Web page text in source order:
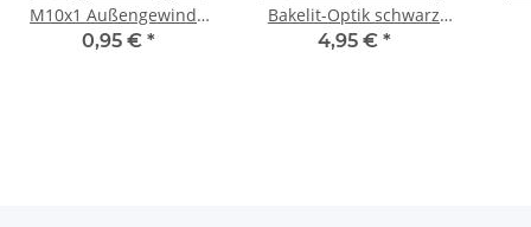
M10x1 Außengewinde
für Kabel 13x19mm
0,95 € *
Bakelit-Optik schwarz
mit Glattmantel M10x1
4,95 € *